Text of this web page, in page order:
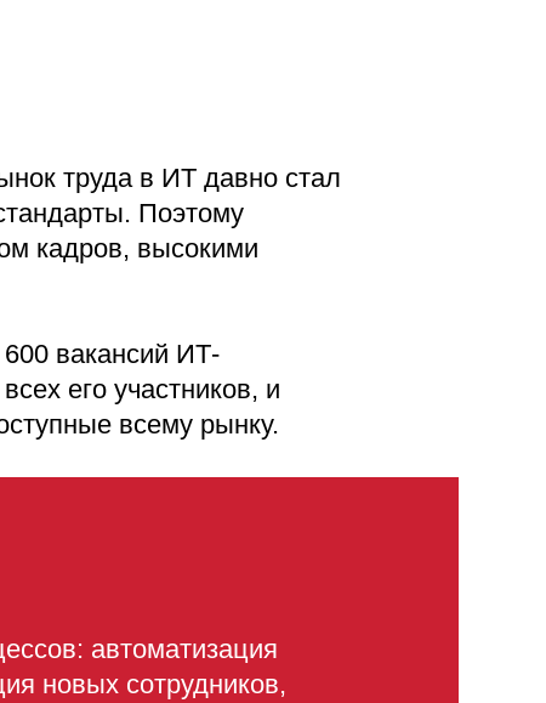
автоматизация
новых сотрудников,
труда в ИТ давно стал
Поэтому
кадров, высокими
вакансий ИТ-
его участников, и
всему рынку.